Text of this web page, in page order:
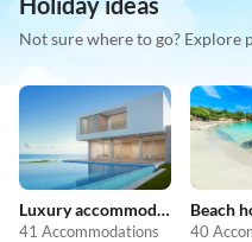
Not sure where to go? Explore
Luxury accommodation
41 Accommodations
Beach
40